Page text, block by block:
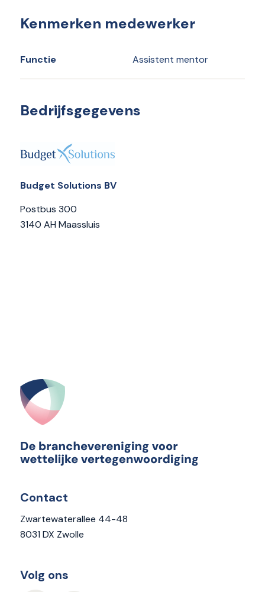
Kenmerken medewerker
Functie Assistent mentor
Bedrijfsgegevens
Budget Solutions BV
Postbus 300
3140 AH Maassluis
Contact
Zwartewaterallee 44-48
8031 DX Zwolle
Volg ons